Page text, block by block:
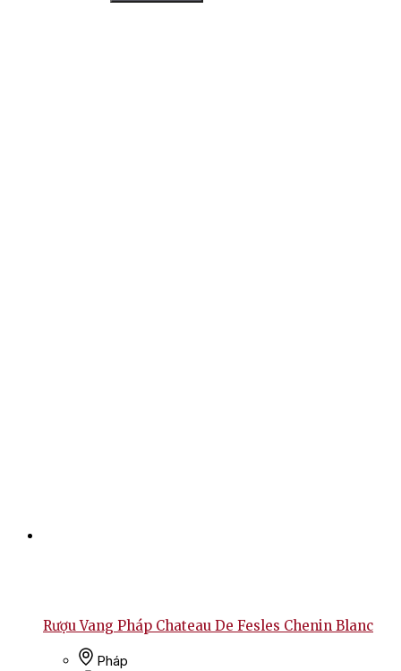
Rượu Vang Pháp Chateau De Fesles Chenin Blanc
Pháp